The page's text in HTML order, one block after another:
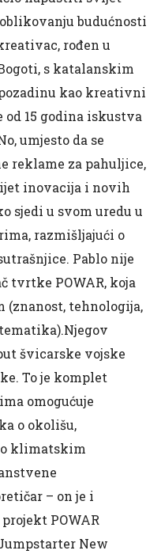
budućnosti
rođen u
s katalanskim
kao kreativni
15 godina iskustva
umjesto da se
reklame za pahuljice,
inovacija i novih
sjedi u svom uredu u
razmišljajući o
Pablo nije
tvrtke POWAR, koja
(znanost, tehnologija,
švicarske vojske
To je komplet
omogućuje
o okolišu,
o klimatskim
– on je i
POWAR
New